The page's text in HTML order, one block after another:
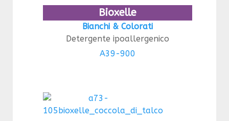
Bioxelle
Bianchi & Colorati
Detergente ipoallergenico
A39-900